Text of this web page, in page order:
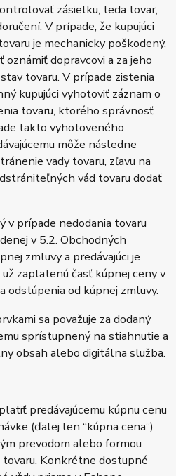
zásielku, teda tovar,
V prípade, že kupujúci
je mechanicky poškodený,
dopravcovi a za jeho
tovaru. V prípade zistenia
kupujúci vyhotoviť záznam o
tovaru, ktorého správnosť
takto vyhotoveného
môže následne
vady tovaru, zľavu na
vád tovaru dodať
v prípade nedodania tovaru
v 5.2. Obchodných
zmluvy a predávajúci je
zaplatenú časť kúpnej ceny v
odstúpenia od kúpnej zmluvy.
sa považuje za dodaný
sprístupnený na stiahnutie a
obsah alebo digitálna služba.
predávajúcemu kúpnu cenu
(ďalej len “kúpna cena”)
prevodom alebo formou
Konkrétne dostupné